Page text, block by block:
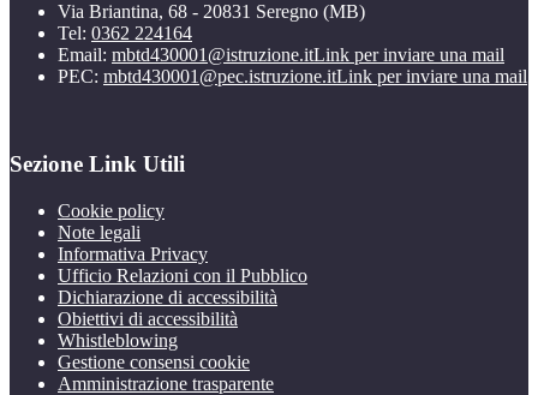
Via Briantina, 68 - 20831 Seregno (MB)
Tel: 0362 224164
Email: mbtd430001@istruzione.itLink per inviare una mail
PEC: mbtd430001@pec.istruzione.itLink per inviare una mail
Sezione Link Utili
Cookie policy
Note legali
Informativa Privacy
Ufficio Relazioni con il Pubblico
Dichiarazione di accessibilità
Obiettivi di accessibilità
Whistleblowing
Gestione consensi cookie
Amministrazione trasparente